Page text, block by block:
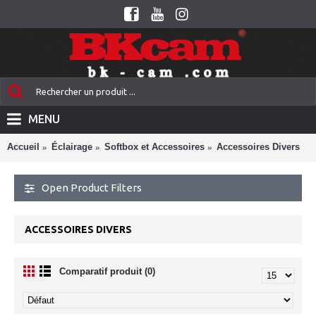
MENU
Accueil Éclairage Softbox et Accessoires Accessoires Divers
Open Product Filters
ACCESSOIRES DIVERS
Comparatif produit (0)